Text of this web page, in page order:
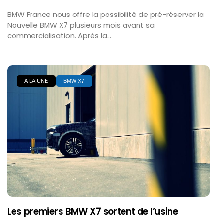
BMW France nous offre la possibilité de pré-réserver la
Nouvelle BMW X7 plusieurs mois avant sa
commercialisation. Après la...
A LA UNE BMW X7
Les premiers BMW X7 sortent de l’usine